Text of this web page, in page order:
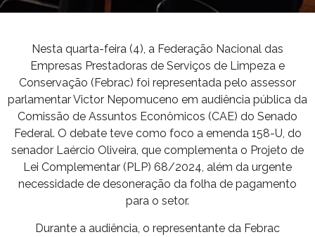
Nesta quarta-feira (4), a Federação Nacional das
Empresas Prestadoras de Serviços de Limpeza e
Conservação (Febrac) foi representada pelo assessor
parlamentar Victor Nepomuceno em audiência pública da
Comissão de Assuntos Econômicos (CAE) do Senado
Federal. O debate teve como foco a emenda 158-U, do
senador Laércio Oliveira, que complementa o Projeto de
Lei Complementar (PLP) 68/2024, além da urgente
necessidade de desoneração da folha de pagamento
para o setor.
Durante a audiência, o representante da Febrac